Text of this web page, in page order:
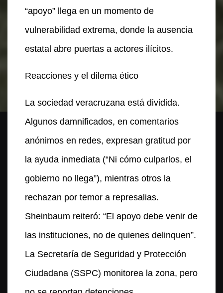
“apoyo” llega en un momento de
vulnerabilidad extrema, donde la ausencia
estatal abre puertas a actores ilícitos.
Reacciones y el dilema ético
La sociedad veracruzana está dividida.
Algunos damnificados, en comentarios
anónimos en redes, expresan gratitud por
la ayuda inmediata (“Ni cómo culparlos, el
gobierno no llega”), mientras otros la
rechazan por temor a represalias.
Sheinbaum reiteró: “El apoyo debe venir de
las instituciones, no de quienes delinquen”.
La Secretaría de Seguridad y Protección
Ciudadana (SSPC) monitorea la zona, pero